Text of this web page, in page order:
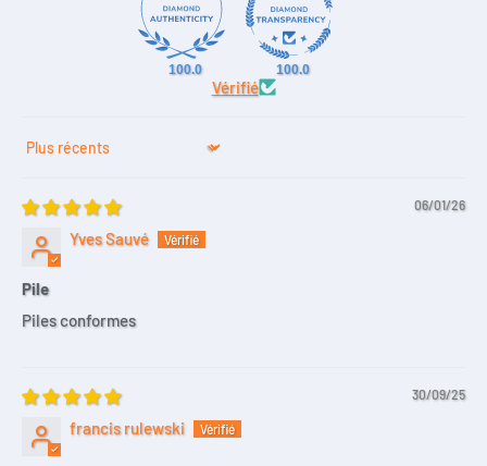
100.0 100.0
Vérifié
Sort by
06/01/26
Yves Sauvé
Pile
Piles conformes
30/09/25
francis rulewski